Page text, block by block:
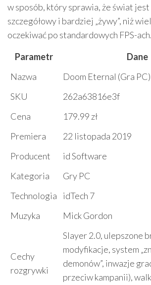
w sposób, który sprawia, że świat
szczegółowy i bardziej „żywy”, niż
oczekiwać po standardowych FPS-ach.
Parametr
Dane
Nazwa
Doom Eternal (Gra PC)
SKU
262a63816e3f
Cena
179.99 zł
Premiera
22 listopada 2019
Producent
id Software
Kategoria
Gry PC
Technologia
idTech 7
Muzyka
Mick Gordon
Cechy
rozgrywki
Slayer 2.0, ulepszone
modyfikacje, system
demonów”, inwazje
przeciw kampanii),